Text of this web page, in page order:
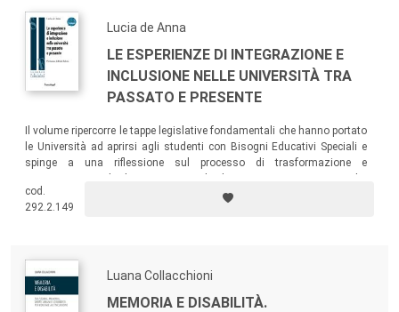
Lucia de Anna
LE ESPERIENZE DI INTEGRAZIONE E
INCLUSIONE NELLE UNIVERSITÀ TRA
PASSATO E PRESENTE
Il volume ripercorre le tappe legislative fondamentali che hanno portato
le Università ad aprirsi agli studenti con Bisogni Educativi Speciali e
spinge a una riflessione sul processo di trasformazione e
quella pedagogico-didattica di ogni Ateneo per affrontare le sfide poste
dal confronto con la “diversità”.
cod.
292.2.149
Luana Collacchioni
MEMORIA E DISABILITÀ.